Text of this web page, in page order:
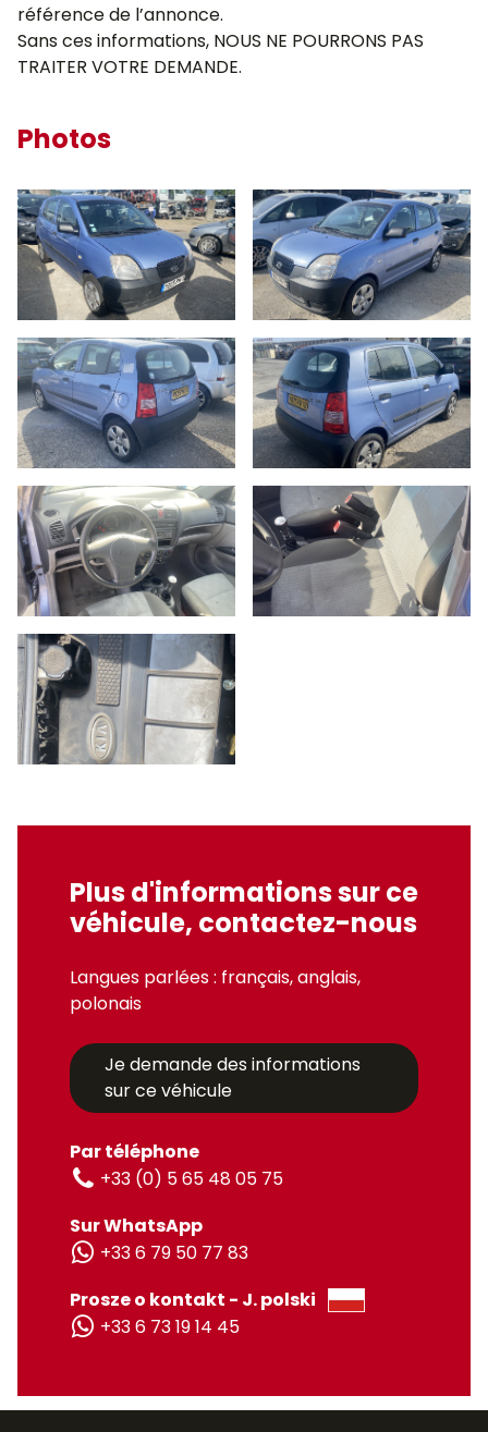
référence de l’annonce.
Sans ces informations, NOUS NE POURRONS PAS
TRAITER VOTRE DEMANDE.
Photos
Plus d'informations sur ce
véhicule, contactez-nous
Langues parlées : français, anglais,
polonais
Je demande des informations
sur ce véhicule
Par téléphone
+33 (0) 5 65 48 05 75
Sur WhatsApp
+33 6 79 50 77 83
Prosze o kontakt - J. polski
+33 6 73 19 14 45